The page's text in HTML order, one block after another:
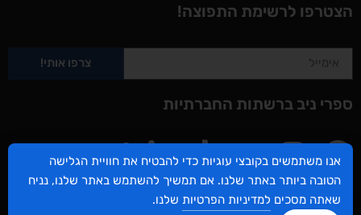
הצטרפו לרשימת התפוצה!
צרפו אותי!
ספרי ניב ברשתות החברתיות
אנו משתמשים בקובצי עוגיות כדי להבטיח את חוויית הגלישה
הטובה ביותר באתר שלנו. אם תמשיך להשתמש באתר שלנו, נניח
שאתה מסכים למדיניות הפרטיות שלנו.